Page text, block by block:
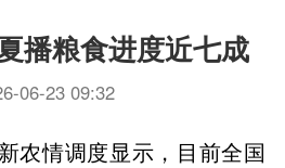
播粮食进度近七成
06-23 09:32
农情调度显示，目前全国